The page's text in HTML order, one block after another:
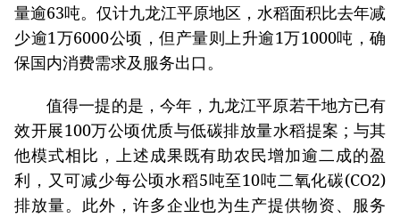
量逾63吨。仅计九龙江平原地区，水稻面积比去年减
少逾1万6000公顷，但产量则上升逾1万1000吨，确
保国内消费需求及服务出口。
值得一提的是，今年，九龙江平原若干地方已有
效开展100万公顷优质与低碳排放量水稻提案 ; 与其
他模式相比，上述成果既有助农民增加逾二成的盈
利，又可减少每公顷水稻5吨至10吨二氧化碳(CO2)
排放量。此外，许多企业也为生产提供物资、服务